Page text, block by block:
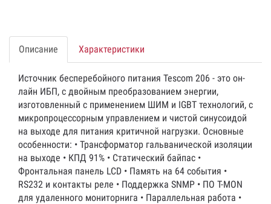
Описание Характеристики
Источник бесперебойного питания Tescom 206 - это он-
лайн ИБП, с двойным преобразованием энергии,
изготовленный с применением ШИМ и IGBT технологий, с
микропроцессорным управлением и чистой синусоидой
на выходе для питания критичной нагрузки. Основные
особенности: • Трансформатор гальванической изоляции
на выходе • КПД 91% • Статический байпас •
Фронтальная панель LCD • Память на 64 события •
RS232 и контакты реле • Поддержка SNMP • ПО T-MON
для удаленного мониторнига • Параллельная работа •